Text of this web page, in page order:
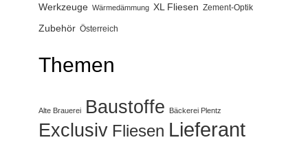
Werkzeuge Wärmedämmung XL Fliesen Zement-Optik
Zubehör Österreich
Themen
Alte Brauerei Baustoffe Bäckerei Plentz
Exclusiv Fliesen Lieferant